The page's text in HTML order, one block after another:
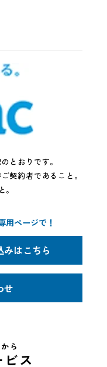
とおりです。
契約者であること。
用ページで！
はこちら
せ
ら
ス